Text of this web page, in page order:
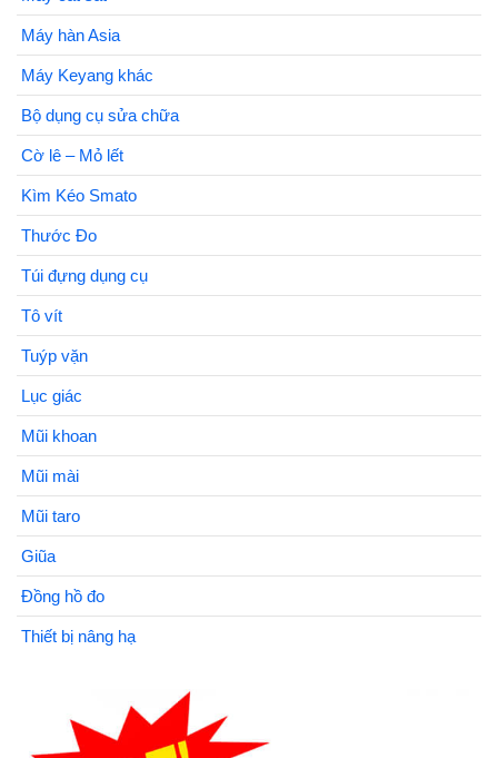
Máy hàn Asia
Máy Keyang khác
Bộ dụng cụ sửa chữa
Cờ lê – Mỏ lết
Kìm Kéo Smato
Thước Đo
Túi đựng dụng cụ
Tô vít
Tuýp vặn
Lục giác
Mũi khoan
Mũi mài
Mũi taro
Giũa
Đồng hồ đo
Thiết bị nâng hạ